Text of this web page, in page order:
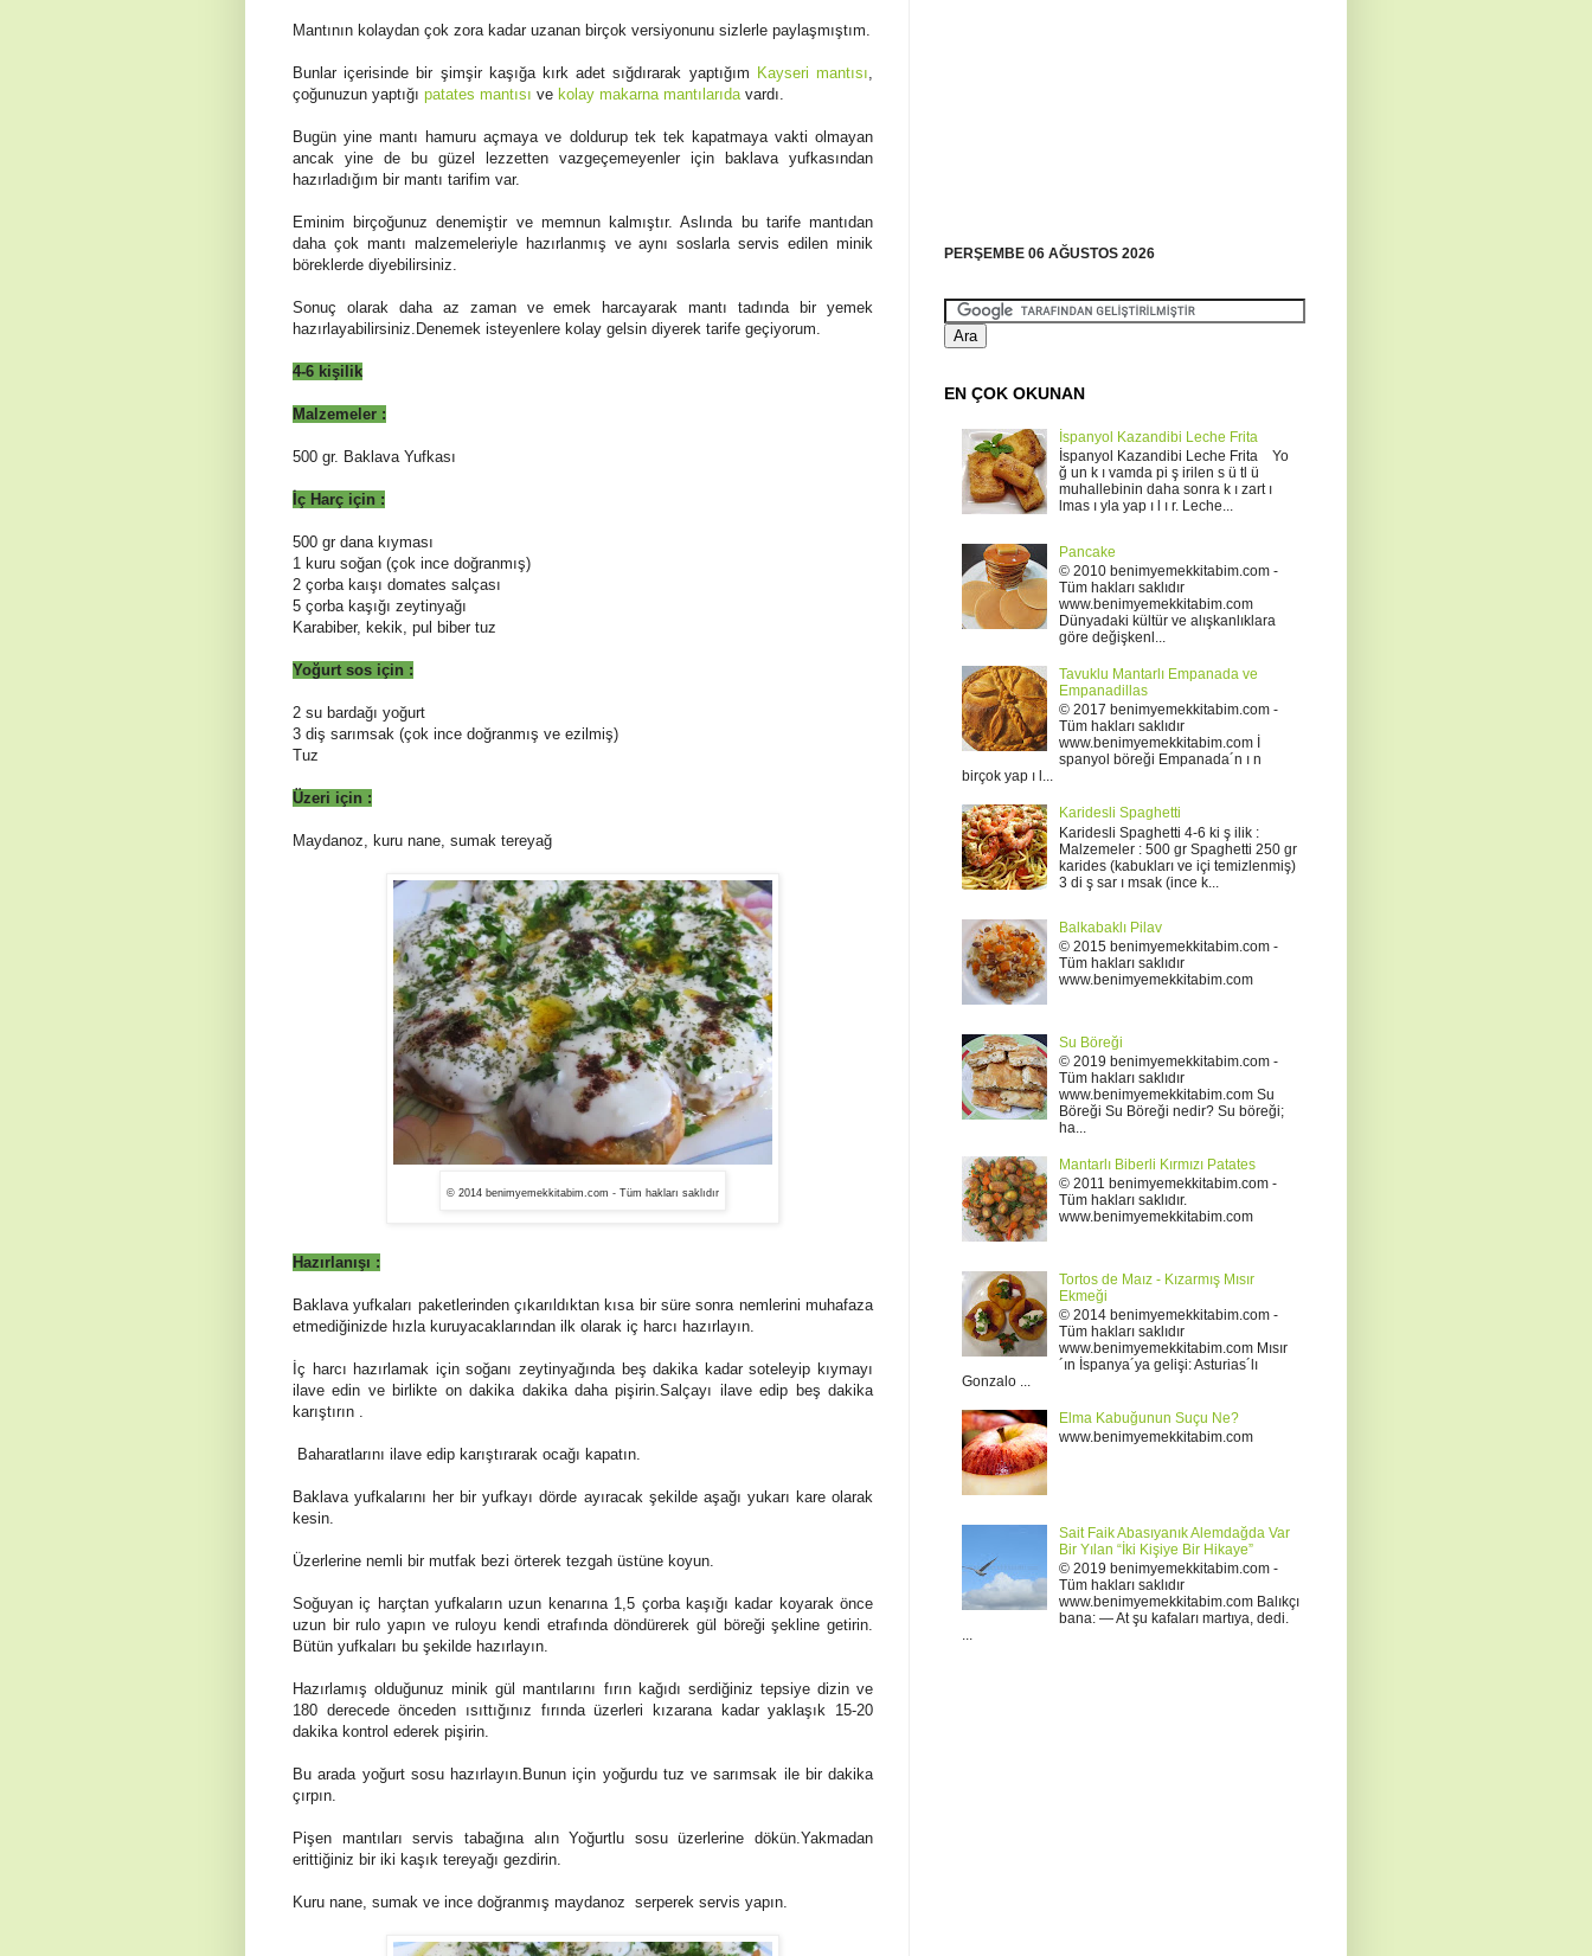
Mantının kolaydan çok zora kadar uzanan birçok versiyonunu sizlerle paylaşmıştım.
Bunlar içerisinde bir şimşir kaşığa kırk adet sığdırarak yaptığım Kayseri mantısı
çoğunuzun yaptığı patates mantısı ve kolay makarna mantılarıda vardı.
Bugün yine mantı hamuru açmaya ve doldurup tek tek kapatmaya vakti olmayan
ancak yine de bu güzel lezzetten vazgeçemeyenler için baklava yufkasından
hazırladığım bir mantı tarifim var.
Eminim birçoğunuz denemiştir ve memnun kalmıştır. Aslında bu tarife mantıdan
daha çok mantı malzemeleriyle hazırlanmış ve aynı soslarla servis edilen minik
böreklerde diyebilirsiniz.
Sonuç olarak daha az zaman ve emek harcayarak mantı tadında bir yemek
hazırlayabilirsiniz.Denemek isteyenlere kolay gelsin diyerek tarife geçiyorum.
4-6 kişilik
Malzemeler :
500 gr. Baklava Yufkası
İç Harç için :
500 gr dana kıyması
1 kuru soğan (çok ince doğranmış)
2 çorba kaışı domates salçası
5 çorba kaşığı zeytinyağı
Karabiber, kekik, pul biber tuz
Yoğurt sos için :
2 su bardağı yoğurt
3 diş sarımsak (çok ince doğranmış ve ezilmiş)
Tuz
Üzeri için :
Maydanoz, kuru nane, sumak tereyağ
© 2014 benimyemekkitabim.com - Tüm hakları saklıdır
Hazırlanışı :
Baklava yufkaları paketlerinden çıkarıldıktan kısa bir süre sonra nemlerini muhafaza
etmediğinizde hızla kuruyacaklarından ilk olarak iç harcı hazırlayın.
İç harcı hazırlamak için soğanı zeytinyağında beş dakika kadar soteleyip kıymayı
ilave edin ve birlikte on dakika dakika daha pişirin.Salçayı ilave edip beş dakika
karıştırın .
Baharatlarını ilave edip karıştırarak ocağı kapatın.
Baklava yufkalarını her bir yufkayı dörde ayıracak şekilde aşağı yukarı kare olarak
kesin.
Üzerlerine nemli bir mutfak bezi örterek tezgah üstüne koyun.
Soğuyan iç harçtan yufkaların uzun kenarına 1,5 çorba kaşığı kadar koyarak önce
uzun bir rulo yapın ve ruloyu kendi etrafında döndürerek gül böreği şekline getirin.
Bütün yufkaları bu şekilde hazırlayın.
Hazırlamış olduğunuz minik gül mantılarını fırın kağıdı serdiğiniz tepsiye dizin ve
180 derecede önceden ısıttığınız fırında üzerleri kızarana kadar yaklaşık 15-20
dakika kontrol ederek pişirin.
Bu arada yoğurt sosu hazırlayın.Bunun için yoğurdu tuz ve sarımsak ile bir dakika
çırpın.
Pişen mantıları servis tabağına alın Yoğurtlu sosu üzerlerine dökün.Yakmadan
erittiğiniz bir iki kaşık tereyağı gezdirin.
Kuru nane, sumak ve ince doğranmış maydanoz serperek servis yapın.
PERŞEMBE 06 AĞUSTOS 2026
EN ÇOK OKUNAN
İspanyol Kazandibi Leche Frita
İspanyol Kazandibi Leche Frita Yo
ğ un k ı vamda pi ş irilen s ü tl ü
muhallebinin daha sonra k ı zart ı
lmas ı yla yap ı l ı r. Leche...
Pancake
© 2010 benimyemekkitabim.com -
Tüm hakları saklıdır
www.benimyemekkitabim.com
Dünyadaki kültür ve alışkanlıklara
göre değişkenl...
Tavuklu Mantarlı Empanada ve
Empanadillas
© 2017 benimyemekkitabim.com -
Tüm hakları saklıdır
www.benimyemekkitabim.com İ
spanyol böreği Empanada´n ı n
birçok yap ı l...
Karidesli Spaghetti
Karidesli Spaghetti 4-6 ki ş ilik :
Malzemeler : 500 gr Spaghetti 250 gr
karides (kabukları ve içi temizlenmiş)
3 di ş sar ı msak (ince k...
Balkabaklı Pilav
© 2015 benimyemekkitabim.com -
Tüm hakları saklıdır
www.benimyemekkitabim.com
Su Böreği
© 2019 benimyemekkitabim.com -
Tüm hakları saklıdır
www.benimyemekkitabim.com Su
Böreği Su Böreği nedir? Su böreği;
ha...
Mantarlı Biberli Kırmızı Patates
© 2011 benimyemekkitabim.com -
Tüm hakları saklıdır.
www.benimyemekkitabim.com
Tortos de Maız - Kızarmış Mısır
Ekmeği
© 2014 benimyemekkitabim.com -
Tüm hakları saklıdır
www.benimyemekkitabim.com Mısır
´ın İspanya´ya gelişi: Asturias´lı
Gonzalo ...
Elma Kabuğunun Suçu Ne?
www.benimyemekkitabim.com
Sait Faik Abasıyanık Alemdağda Var
Bir Yılan “İki Kişiye Bir Hikaye”
© 2019 benimyemekkitabim.com -
Tüm hakları saklıdır
www.benimyemekkitabim.com Balıkçı
bana: — At şu kafaları martıya, dedi.
...